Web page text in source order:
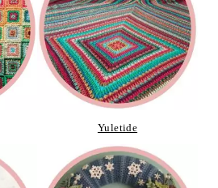
Yuletide